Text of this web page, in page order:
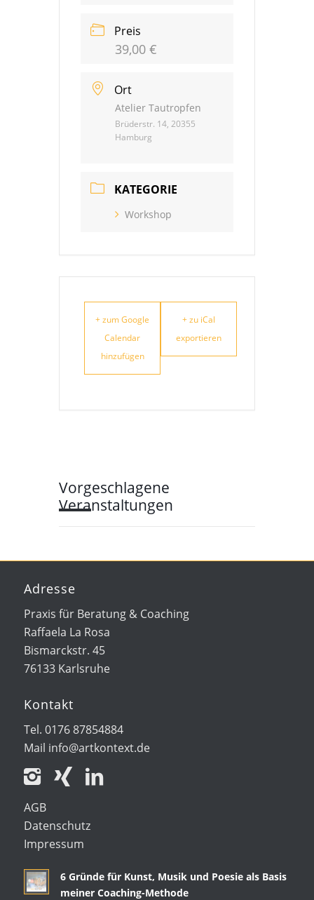
Preis
39,00 €
Ort
Atelier Tautropfen
Brüderstr. 14, 20355
Hamburg
KATEGORIE
Workshop
+ zum Google
Calendar
hinzufügen
+ zu iCal
exportieren
Vorgeschlagene
Veranstaltungen
Adresse
Praxis für Beratung & Coaching
Raffaela La Rosa
Bismarckstr. 45
76133 Karlsruhe
Kontakt
Tel. 0176 87854884
Mail info@artkontext.de
AGB
Datenschutz
Impressum
6 Gründe für Kunst, Musik und Poesie als Basis
meiner Coaching-Methode